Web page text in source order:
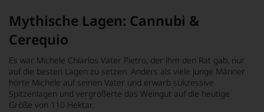
Mythische Lagen: Cannubi &
Cerequio
Es war Michele Chiarlos Vater Pietro, der ihm den Rat gab, nur
auf die besten Lagen zu setzen. Anders als viele junge Männer
hörte Michele auf seinen Vater und erwarb sukzessive
Spitzenlagen und vergrößerte das Weingut auf die heutige
Größe von 110 Hektar.